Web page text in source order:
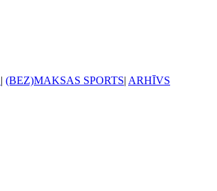
| (BEZ)MAKSAS SPORTS| ARHĪVS